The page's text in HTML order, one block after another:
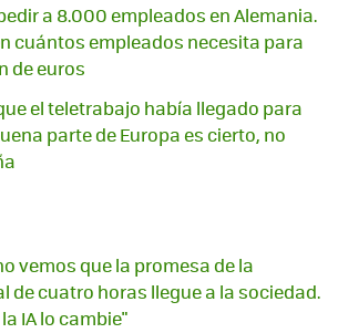
a 8.000 empleados en Alemania.
cuántos empleados necesita para
de euros
el teletrabajo había llegado para
parte de Europa es cierto, no
vemos que la promesa de la
de cuatro horas llegue a la sociedad.
IA lo cambie"